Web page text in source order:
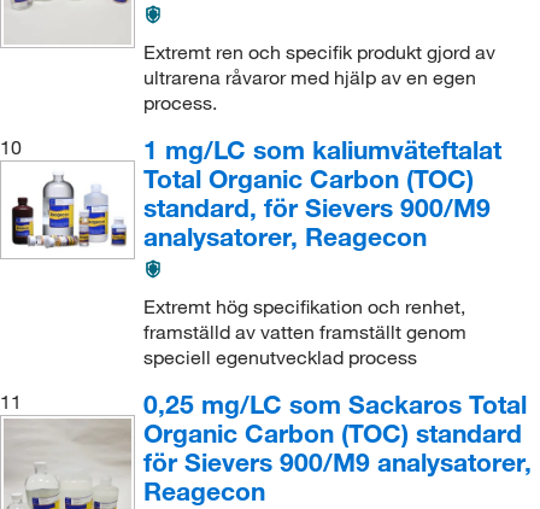
Extremt ren och specifik produkt gjord av
ultrarena råvaror med hjälp av en egen
process.
10
1 mg/LC som kaliumväteftalat
Total Organic Carbon (TOC)
standard, för Sievers 900/M9
analysatorer, Reagecon
Extremt hög specifikation och renhet,
framställd av vatten framställt genom
speciell egenutvecklad process
11
0,25 mg/LC som Sackaros Total
Organic Carbon (TOC) standard
för Sievers 900/M9 analysatorer,
Reagecon